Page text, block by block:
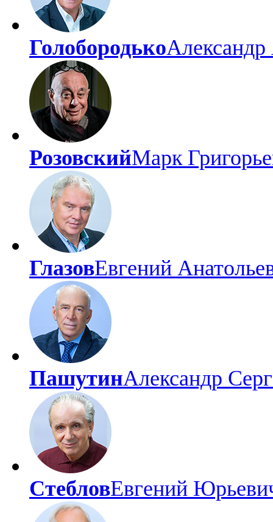
ГолобородькоАлександр
РозовскийМарк
ГлазовЕвгений
ПашутинАлександр
СтебловЕвгений